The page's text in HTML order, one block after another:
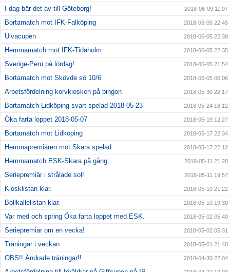
I dag bär det av till Göteborg! 2018-06-09 11:07
Bortamatch mot IFK-Falköping 2018-06-05 22:45
Ulvacupen 2018-06-05 22:38
Hemmamatch mot IFK-Tidaholm 2018-06-05 22:35
Sverige-Peru på lördag! 2018-06-05 21:54
Bortamatch mot Skövde sö 10/6 2018-06-05 06:06
Arbetsfördelning korvkiosken på bingon 2018-05-30 22:17
Bortamatch Lidköping svart spelad 2018-05-23 2018-05-24 18:12
Öka farta loppet 2018-05-07 2018-05-19 12:27
Bortamatch mot Lidköping 2018-05-17 22:34
Hemmapremiären mot Skara spelad. 2018-05-17 22:12
Hemmamatch ESK-Skara på gång 2018-05-11 21:28
Seriepremiär i strålade sol! 2018-05-11 19:57
Kiosklistan klar. 2018-05-10 21:22
Bollkallelistan klar. 2018-05-10 19:30
Var med och spring Öka farta loppet med ESK. 2018-05-02 05:40
Seriepremiär om en vecka! 2018-05-02 05:31
Träningar i veckan. 2018-05-01 21:40
OBS!! Ändrade träningar!! 2018-04-30 22:04